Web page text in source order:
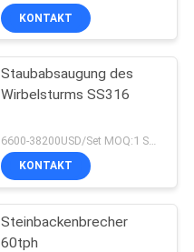
KONTAKT
Staubabsaugung des
Wirbelsturms SS316
KONTAKT
Steinbackenbrecher
60tph